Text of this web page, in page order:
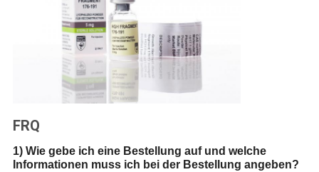
FRQ
1) Wie gebe ich eine Bestellung auf und welche
Informationen muss ich bei der Bestellung angeben?